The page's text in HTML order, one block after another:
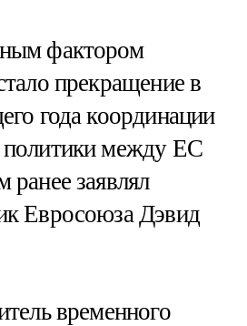
фактором
прекращение в
года координации
политики между ЕС
заявлял
Евросоюза Дэвид
временного